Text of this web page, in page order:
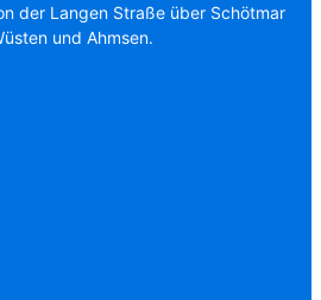
der Langen Straße über Schötmar
und Ahmsen.